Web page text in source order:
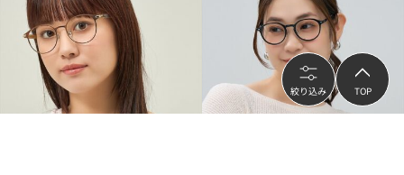
絞り込み TOP